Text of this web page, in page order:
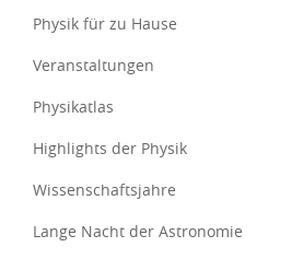
Physik für zu Hause
Veranstaltungen
Physikatlas
Highlights der Physik
Wissenschaftsjahre
Lange Nacht der Astronomie